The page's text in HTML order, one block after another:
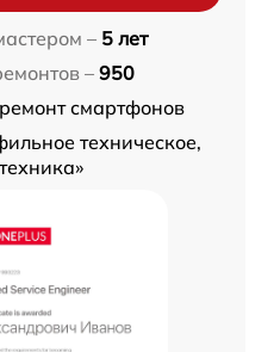
– 5 лет
– 950
ремонт смартфонов
техническое,